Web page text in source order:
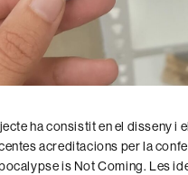
ha consistit en el disseny i
acreditacions per la
is Not Coming. Les